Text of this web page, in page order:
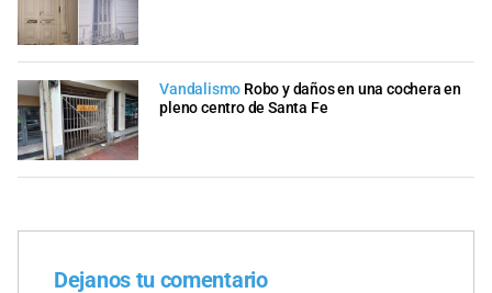
Vandalismo Robo y daños en una cochera en
pleno centro de Santa Fe
Dejanos tu comentario